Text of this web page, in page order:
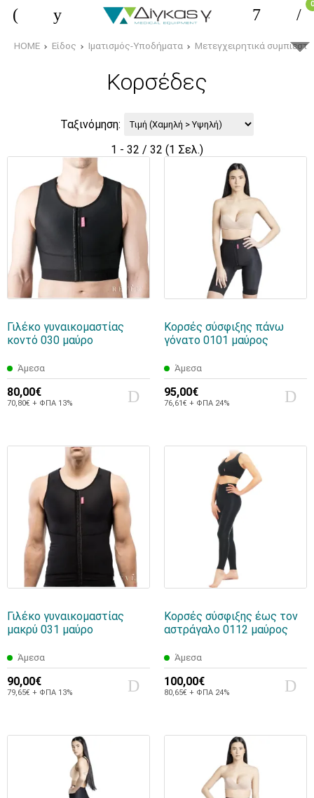
0
HOME Είδος Ιματισμός-Υποδήματα Μετεγχειρητικά
Κορσέδες
Ταξινόμηση:
1 - 32 / 32 (1 Σελ.)
Γιλέκο γυναικομαστίας
κοντό 030 μαύρο
Άμεσα
80,00€
70,80€ + ΦΠΑ 13%
Κορσές σύσφιξης πάνω
γόνατο 0101 μαύρος
Άμεσα
95,00€
76,61€ + ΦΠΑ 24%
Γιλέκο γυναικομαστίας
μακρύ 031 μαύρο
Άμεσα
90,00€
79,65€ + ΦΠΑ 13%
Κορσές σύσφιξης έως τον
αστράγαλο 0112 μαύρος
Άμεσα
100,00€
80,65€ + ΦΠΑ 24%